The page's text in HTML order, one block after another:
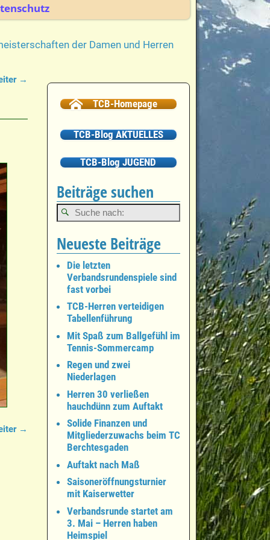
der Damen und Herren
→
→
TCB-Homepage
TCB-Blog AKTUELLES
TCB-Blog JUGEND
Beiträge suchen
Neueste Beiträge
Die letzten
Verbandsrundenspiele sind
fast vorbei
TCB-Herren verteidigen
Tabellenführung
Mit Spaß zum Ballgefühl im
Tennis-Sommercamp
Regen und zwei
Niederlagen
Herren 30 verließen
hauchdünn zum Auftakt
Solide Finanzen und
Mitgliederzuwachs beim TC
Berchtesgaden
Auftakt nach Maß
Saisoneröffnungsturnier
mit Kaiserwetter
Verbandsrunde startet am
3. Mai – Herren haben
Heimspiel